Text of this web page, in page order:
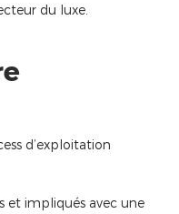
du luxe.
d’exploitation
et impliqués avec une